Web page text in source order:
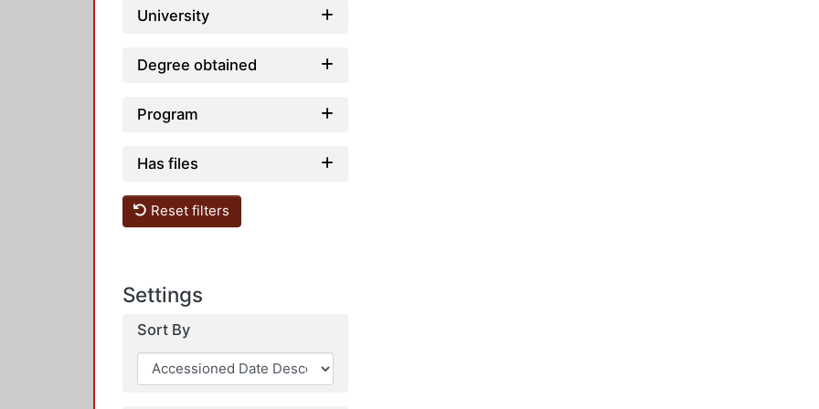
University
Degree obtained
Program
Has files
Reset filters
Settings
Sort By